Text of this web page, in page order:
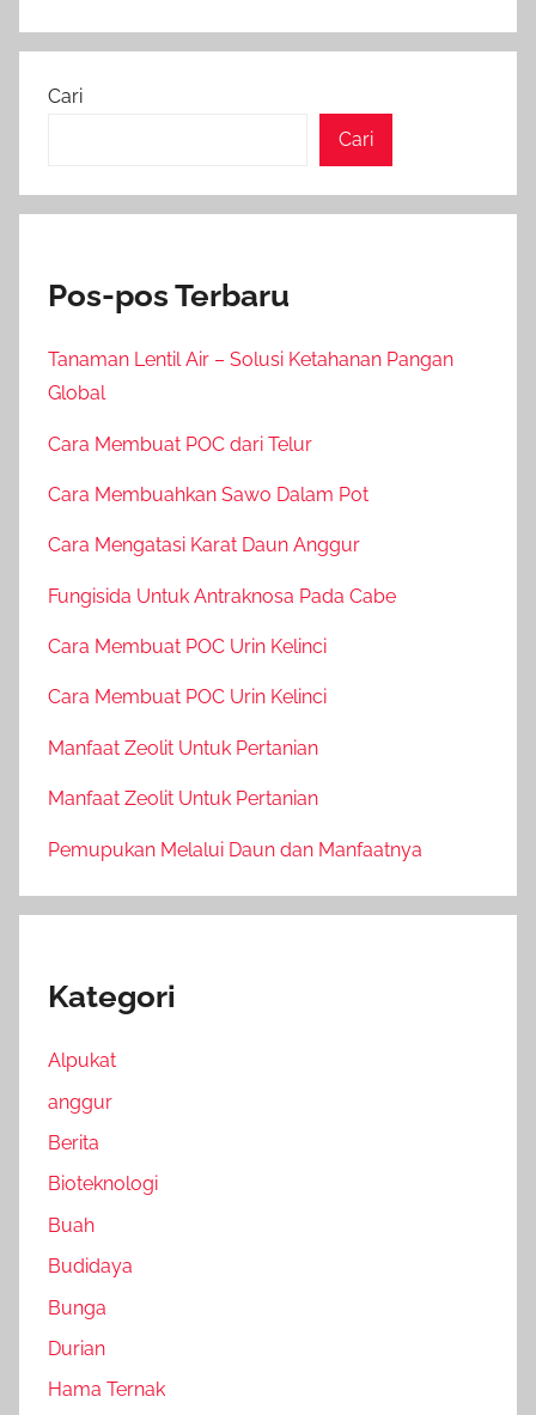
Cari
Cari
Pos-pos Terbaru
Tanaman Lentil Air – Solusi Ketahanan Pangan
Global
Cara Membuat POC dari Telur
Cara Membuahkan Sawo Dalam Pot
Cara Mengatasi Karat Daun Anggur
Fungisida Untuk Antraknosa Pada Cabe
Cara Membuat POC Urin Kelinci
Cara Membuat POC Urin Kelinci
Manfaat Zeolit Untuk Pertanian
Manfaat Zeolit Untuk Pertanian
Pemupukan Melalui Daun dan Manfaatnya
Kategori
Alpukat
anggur
Berita
Bioteknologi
Buah
Budidaya
Bunga
Durian
Hama Ternak